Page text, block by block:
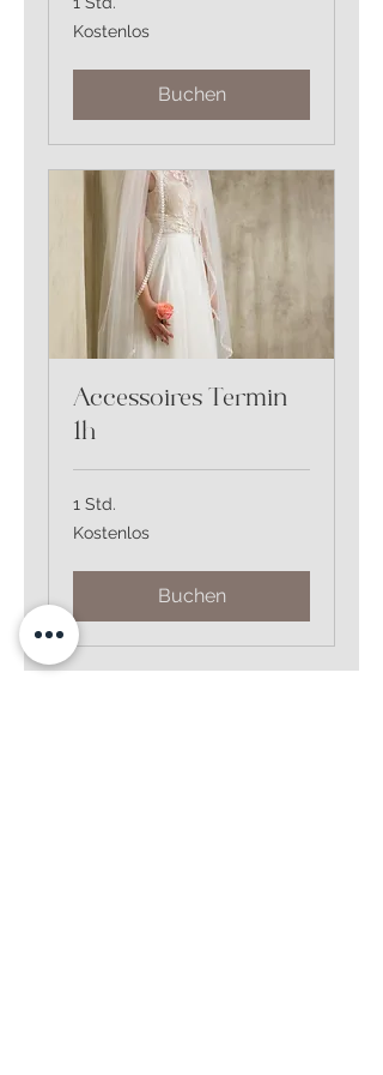
Kostenlos
Kostenlos
Buchen
Accessoires Termin
1h
1 Std.
Kostenlos
Kostenlos
Buchen